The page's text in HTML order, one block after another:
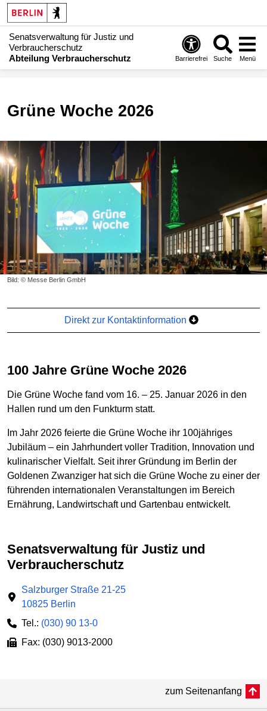
Senatsverwaltung für Justiz und
Verbraucherschutz
Abteilung Verbraucherschutz
Barrierefrei Suche Menü
Grüne Woche 2026
Bild: © Messe Berlin GmbH
Direkt zur Kontaktinformation
100 Jahre Grüne Woche 2026
Die Grüne Woche fand vom 16. – 25. Januar 2026 in den
Hallen rund um den Funkturm statt.
Im Jahr 2026 feierte die Grüne Woche ihr 100jähriges
Jubiläum – ein Jahrhundert voller Tradition, Innovation und
kulinarischer Vielfalt. Seit ihrer Gründung im Berlin der
Goldenen Zwanziger hat sich die Grüne Woche zu einer der
führenden internationalen Veranstaltungen im Bereich
Ernährung, Landwirtschaft und Gartenbau entwickelt.
Senatsverwaltung für Justiz und
Verbraucherschutz
Salzburger Straße 21-25
10825 Berlin
Tel.: (030) 90 13-0
Fax: (030) 9013-2000
zum Seitenanfang